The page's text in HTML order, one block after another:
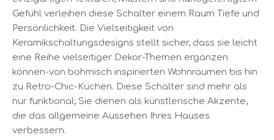
Gefühl verleihen diese Schalter einem Raum Tiefe und
Persönlichkeit. Die Vielseitigkeit von
Keramikschaltungsdesigns stellt sicher, dass sie leicht
eine Reihe vielseitiger Dekor-Themen ergänzen
können-von bohmisch inspirierten Wohnräumen bis hin
zu Retro-Chic-Küchen. Diese Schalter sind mehr als
nur funktional; Sie dienen als künstlerische Akzente,
die das allgemeine Aussehen Ihres Hauses
verbessern.